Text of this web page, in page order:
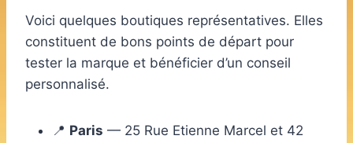
Voici quelques boutiques représentatives. Elles
constituent de bons points de départ pour
tester la marque et bénéficier d’un conseil
personnalisé.
📍 Paris — 25 Rue Etienne Marcel et 42